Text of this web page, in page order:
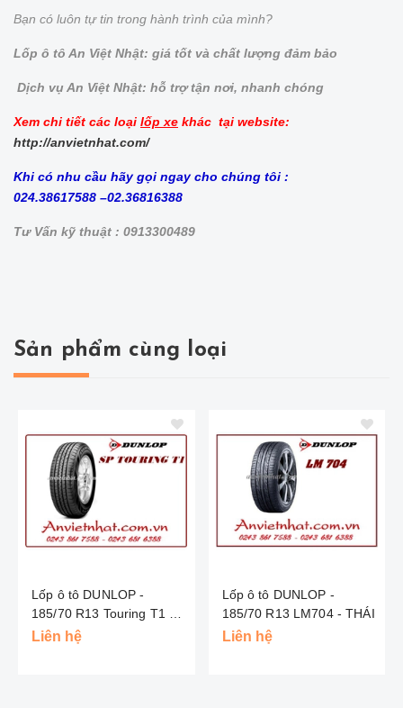
Bạn có luôn tự tin trong hành trình của mình?
Lốp ô tô An Việt Nhật: giá tốt và chất lượng đảm bảo
Dịch vụ An Việt Nhật: hỗ trợ tận nơi, nhanh chóng
Xem chi tiết các loại lốp xe khác tại website:
http://anvietnhat.com/
Khi có nhu cầu hãy gọi ngay cho chúng tôi :
024.38617588 –02.36816388
Tư Vấn kỹ thuật : 0913300489
Sản phẩm cùng loại
Lốp ô tô DUNLOP -
185/70 R13 Touring T1 -
INDO
Liên hệ
Lốp ô tô DUNLOP -
185/70 R13 LM704 - THÁI
Liên hệ